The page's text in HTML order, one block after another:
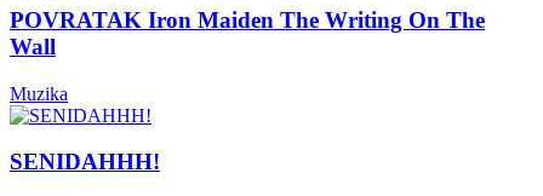
POVRATAK Iron Maiden The Writing On The
Wall
Muzika
SENIDAHHH!